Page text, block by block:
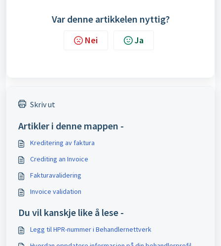
Var denne artikkelen nyttig?
Nei Ja
Skriv ut
Artikler i denne mappen -
Kreditering av faktura
Crediting an Invoice
Fakturavalidering
Invoice validation
Du vil kanskje like å lese -
Legg til HPR-nummer i Behandlernettverk